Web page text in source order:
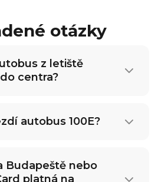
otázky
z letiště
centra?
autobus 100E?
Budapeště nebo
platná na